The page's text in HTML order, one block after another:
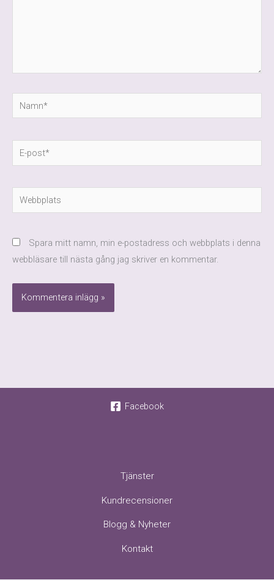
Namn*
post*
Webbplats
Spara mitt namn, min e-postadress och webbplats i denna
webbläsare till nästa gång jag skriver en kommentar.
Facebook
Tjänster
Kundrecensioner
Blogg & Nyheter
Kontakt